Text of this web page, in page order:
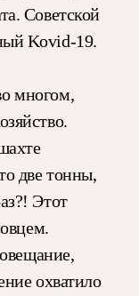
Советской
Kovid-19.
многом,
две тонны,
Этот
охватило